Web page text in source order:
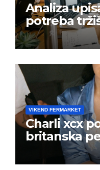
Analiza
potreba
VIKEND FERMARKET
Charli xcx
britanska
albuma na
istoj